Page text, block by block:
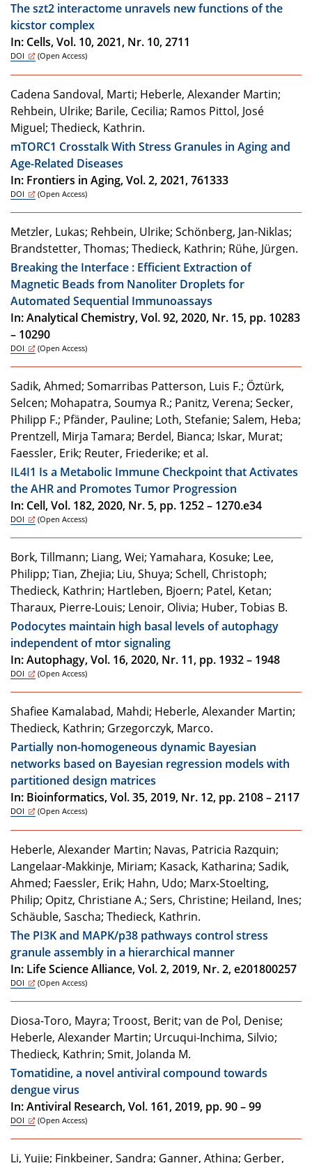
The szt2 interactome unravels new functions of the
kicstor complex
In: Cells, Vol. 10, 2021, Nr. 10, 2711
DOI (Open Access)
Cadena Sandoval, Marti; Heberle, Alexander Martin;
Rehbein, Ulrike; Barile, Cecilia; Ramos Pittol, José
Miguel; Thedieck, Kathrin.
mTORC1 Crosstalk With Stress Granules in Aging and
Age-Related Diseases
In: Frontiers in Aging, Vol. 2, 2021, 761333
DOI (Open Access)
Metzler, Lukas; Rehbein, Ulrike; Schönberg, Jan-Niklas;
Brandstetter, Thomas; Thedieck, Kathrin; Rühe, Jürgen.
Breaking the Interface : Efficient Extraction of
Magnetic Beads from Nanoliter Droplets for
Automated Sequential Immunoassays
In: Analytical Chemistry, Vol. 92, 2020, Nr. 15, pp. 10283
– 10290
DOI (Open Access)
Sadik, Ahmed; Somarribas Patterson, Luis F.; Öztürk,
Selcen; Mohapatra, Soumya R.; Panitz, Verena; Secker,
Philipp F.; Pfänder, Pauline; Loth, Stefanie; Salem, Heba;
Prentzell, Mirja Tamara; Berdel, Bianca; Iskar, Murat;
Faessler, Erik; Reuter, Friederike; et al.
IL4I1 Is a Metabolic Immune Checkpoint that Activates
the AHR and Promotes Tumor Progression
In: Cell, Vol. 182, 2020, Nr. 5, pp. 1252 – 1270.e34
DOI (Open Access)
Bork, Tillmann; Liang, Wei; Yamahara, Kosuke; Lee,
Philipp; Tian, Zhejia; Liu, Shuya; Schell, Christoph;
Thedieck, Kathrin; Hartleben, Bjoern; Patel, Ketan;
Tharaux, Pierre-Louis; Lenoir, Olivia; Huber, Tobias B.
Podocytes maintain high basal levels of autophagy
independent of mtor signaling
In: Autophagy, Vol. 16, 2020, Nr. 11, pp. 1932 – 1948
DOI (Open Access)
Shafiee Kamalabad, Mahdi; Heberle, Alexander Martin;
Thedieck, Kathrin; Grzegorczyk, Marco.
Partially non-homogeneous dynamic Bayesian
networks based on Bayesian regression models with
partitioned design matrices
In: Bioinformatics, Vol. 35, 2019, Nr. 12, pp. 2108 – 2117
DOI (Open Access)
Heberle, Alexander Martin; Navas, Patricia Razquin;
Langelaar-Makkinje, Miriam; Kasack, Katharina; Sadik,
Ahmed; Faessler, Erik; Hahn, Udo; Marx-Stoelting,
Philip; Opitz, Christiane A.; Sers, Christine; Heiland, Ines;
Schäuble, Sascha; Thedieck, Kathrin.
The PI3K and MAPK/p38 pathways control stress
granule assembly in a hierarchical manner
In: Life Science Alliance, Vol. 2, 2019, Nr. 2, e201800257
DOI (Open Access)
Diosa-Toro, Mayra; Troost, Berit; van de Pol, Denise;
Heberle, Alexander Martin; Urcuqui-Inchima, Silvio;
Thedieck, Kathrin; Smit, Jolanda M.
Tomatidine, a novel antiviral compound towards
dengue virus
In: Antiviral Research, Vol. 161, 2019, pp. 90 – 99
DOI (Open Access)
Li, Yujie; Finkbeiner, Sandra; Ganner, Athina; Gerber,